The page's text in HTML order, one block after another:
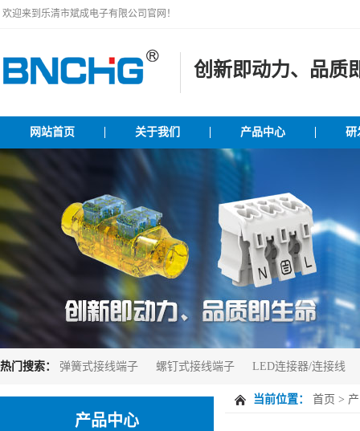
欢迎来到乐清市斌成电子有限公司官网！
创新即动力、品质
网站首页 关于我们 产品中心 研
热门搜索： 弹簧式接线端子 螺钉式接线端子 LED连接器/连接线
产品中心
当前位置： 首页 >